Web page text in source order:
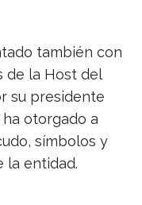
también con
de la Host del
su presidente
otorgado a
símbolos y
la entidad.